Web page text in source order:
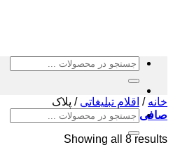
جستجو
جستجو
خانه / اقلام تبلیغاتی / پلاک
صافی
Showing all 8 results